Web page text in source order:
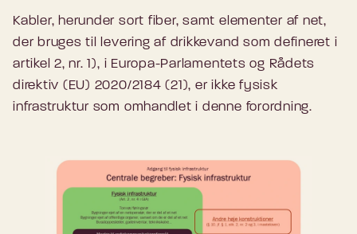
Kabler, herunder sort fiber, samt elementer af net,
der bruges til levering af drikkevand som defineret i
artikel 2, nr. 1), i Europa-Parlamentets og Rådets
direktiv (EU) 2020/2184 (21), er ikke fysisk
infrastruktur som omhandlet i denne forordning.